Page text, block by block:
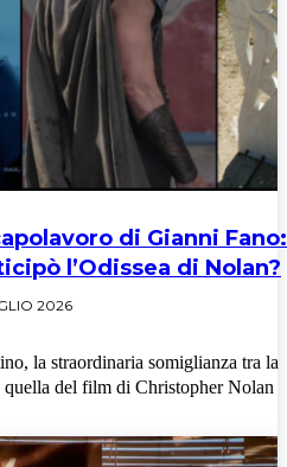
di Gianni Fano:
l’Odissea di Nolan?
2026
la straordinaria somiglianza tra la
quella del film di Christopher Nolan